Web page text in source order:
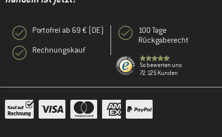
Portofrei ab 69 € (DE)
Rechnungskauf
100 Tage
Rückgaberecht
So bewerten uns
72.125 Kunden